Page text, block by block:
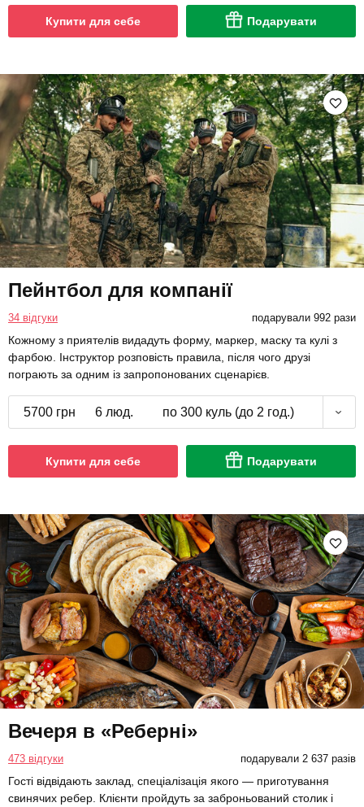
Купити для себе Подарувати
Пейнтбол для компанії
34 відгуки подарували 992 рази
Кожному з приятелів видадуть форму, маркер, маску та кулі з
фарбою. Інструктор розповість правила, після чого друзі
пограють за одним із запропонованих сценарієв.
5700 грн 6 люд. по 300 куль (до 2 год.)
Купити для себе Подарувати
Вечеря в «Реберні»
473 відгуки подарували 2 637 разів
Гості відвідають заклад, спеціалізація якого — приготування
свинячих ребер. Клієнти пройдуть за заброньований столик і